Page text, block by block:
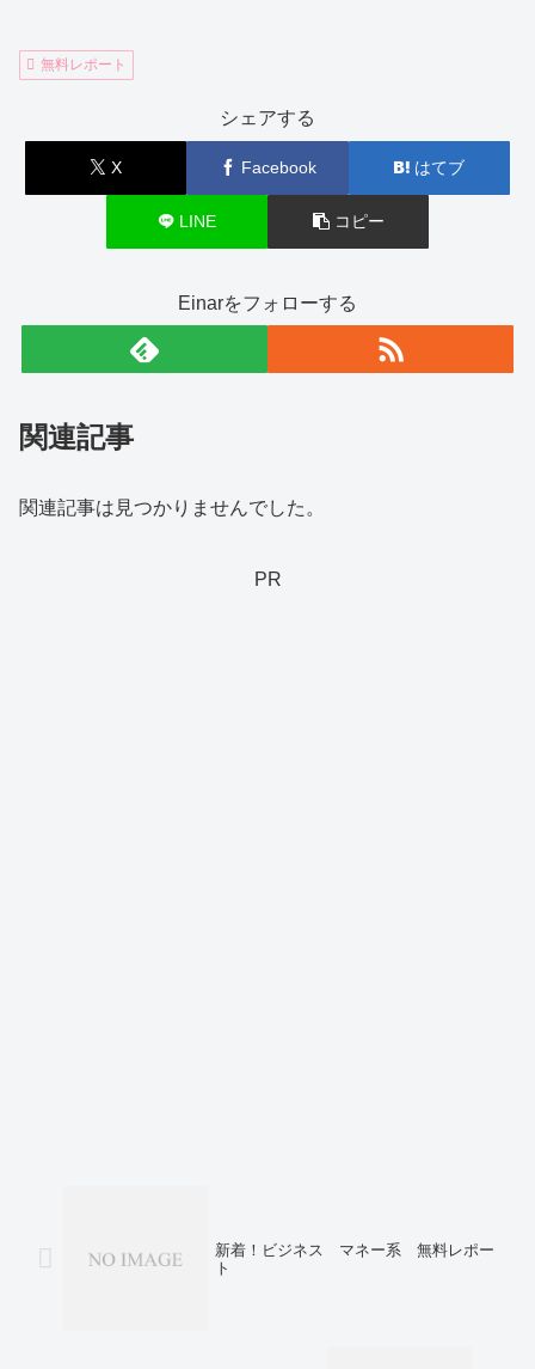
無料レポート
シェアする
X Facebook はてブ
LINE コピー
Einarをフォローする
関連記事
関連記事は見つかりませんでした。
PR
新着！ビジネス マネー系 無料レポー
ト